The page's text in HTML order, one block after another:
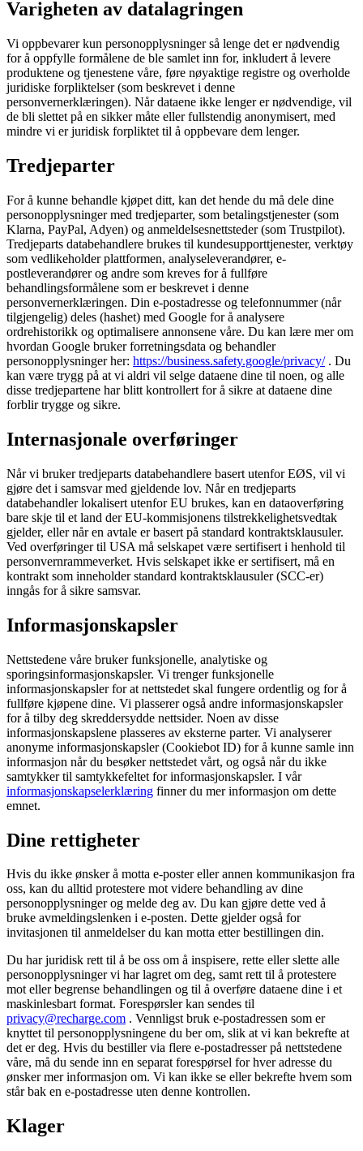
Varigheten av datalagringen
Vi oppbevarer kun personopplysninger så lenge det er nødvendig
for å oppfylle formålene de ble samlet inn for, inkludert å levere
produktene og tjenestene våre, føre nøyaktige registre og overholde
juridiske forpliktelser (som beskrevet i denne
personvernerklæringen). Når dataene ikke lenger er nødvendige, vil
de bli slettet på en sikker måte eller fullstendig anonymisert, med
mindre vi er juridisk forpliktet til å oppbevare dem lenger.
Tredjeparter
For å kunne behandle kjøpet ditt, kan det hende du må dele dine
personopplysninger med tredjeparter, som betalingstjenester (som
Klarna, PayPal, Adyen) og anmeldelsesnettsteder (som Trustpilot).
Tredjeparts databehandlere brukes til kundesupporttjenester, verktøy
som vedlikeholder plattformen, analyseleverandører, e-
postleverandører og andre som kreves for å fullføre
behandlingsformålene som er beskrevet i denne
personvernerklæringen. Din e-postadresse og telefonnummer (når
tilgjengelig) deles (hashet) med Google for å analysere
ordrehistorikk og optimalisere annonsene våre. Du kan lære mer om
hvordan Google bruker forretningsdata og behandler
personopplysninger her: https://business.safety.google/privacy/. Du
kan være trygg på at vi aldri vil selge dataene dine til noen, og alle
disse tredjepartene har blitt kontrollert for å sikre at dataene dine
forblir trygge og sikre.
Internasjonale overføringer
Når vi bruker tredjeparts databehandlere basert utenfor EØS, vil vi
gjøre det i samsvar med gjeldende lov. Når en tredjeparts
databehandler lokalisert utenfor EU brukes, kan en dataoverføring
bare skje til et land der EU-kommisjonens tilstrekkelighetsvedtak
gjelder, eller når en avtale er basert på standard kontraktsklausuler.
Ved overføringer til USA må selskapet være sertifisert i henhold til
personvernrammeverket. Hvis selskapet ikke er sertifisert, må en
kontrakt som inneholder standard kontraktsklausuler (SCC-er)
inngås for å sikre samsvar.
Informasjonskapsler
Nettstedene våre bruker funksjonelle, analytiske og
sporingsinformasjonskapsler. Vi trenger funksjonelle
informasjonskapsler for at nettstedet skal fungere ordentlig og for å
fullføre kjøpene dine. Vi plasserer også andre informasjonskapsler
for å tilby deg skreddersydde nettsider. Noen av disse
informasjonskapslene plasseres av eksterne parter. Vi analyserer
anonyme informasjonskapsler (Cookiebot ID) for å kunne samle inn
informasjon når du besøker nettstedet vårt, og også når du ikke
samtykker til samtykkefeltet for informasjonskapsler. I vår
informasjonskapselerklæring finner du mer informasjon om dette
emnet.
Dine rettigheter
Hvis du ikke ønsker å motta e-poster eller annen kommunikasjon fra
oss, kan du alltid protestere mot videre behandling av dine
personopplysninger og melde deg av. Du kan gjøre dette ved å
bruke avmeldingslenken i e-posten. Dette gjelder også for
invitasjonen til anmeldelser du kan motta etter bestillingen din.
Du har juridisk rett til å be oss om å inspisere, rette eller slette alle
personopplysninger vi har lagret om deg, samt rett til å protestere
mot eller begrense behandlingen og til å overføre dataene dine i et
maskinlesbart format. Forespørsler kan sendes til
privacy@recharge.com . Vennligst bruk e-postadressen som er
knyttet til personopplysningene du ber om, slik at vi kan bekrefte at
det er deg. Hvis du bestiller via flere e-postadresser på nettstedene
våre, må du sende inn en separat forespørsel for hver adresse du
ønsker mer informasjon om. Vi kan ikke se eller bekrefte hvem som
står bak en e-postadresse uten denne kontrollen.
Klager